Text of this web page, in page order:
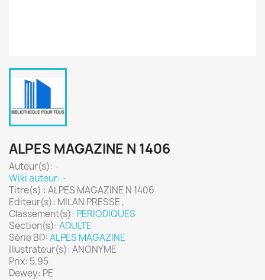
ALPES MAGAZINE N 1406
Auteur(s): -
Wiki auteur: -
Titre(s) : ALPES MAGAZINE N 1406
Editeur(s): MILAN PRESSE ,
Classement(s): PERIODIQUES
Section(s): ADULTE
Série BD: ALPES MAGAZINE
Illustrateur(s): ANONYME
Prix: 5,95
Dewey: PE